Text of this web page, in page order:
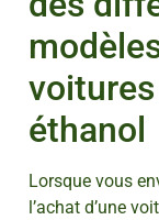
éthanol
Lorsque vous
l’achat d’une